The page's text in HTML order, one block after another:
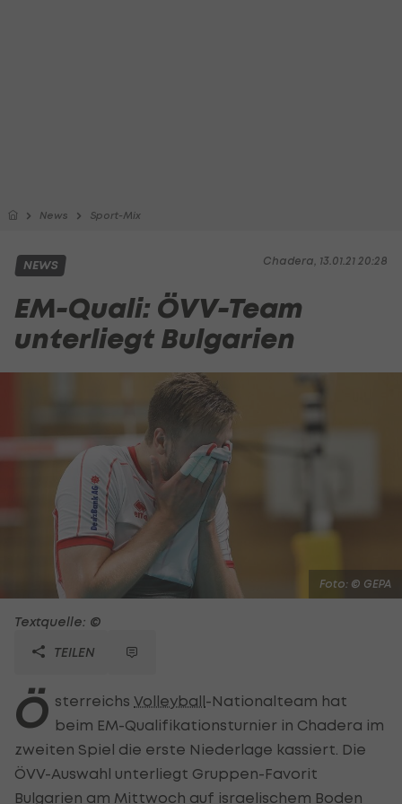
News Sport-Mix
Chadera, 13.01.21 20:28
NEWS
EM-Quali: ÖVV-Team
unterliegt Bulgarien
Foto: © GEPA
Textquelle: ©
TEILEN
Ö sterreichs Volleyball-Nationalteam hat
beim EM-Qualifikationsturnier in Chadera im
zweiten Spiel die erste Niederlage kassiert. Die
ÖVV-Auswahl unterliegt Gruppen-Favorit
Bulgarien am Mittwoch auf israelischem Boden